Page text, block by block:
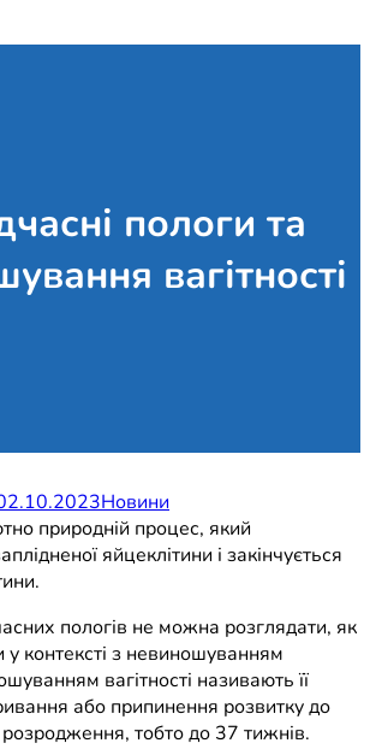
пологи та
вагітності
Новини
природній процес, який
яйцеклітини і закінчується
пологів не можна розглядати, як
у контексті з невиношуванням
вагітності називають її
або припинення розвитку до
тобто до 37 тижнів.